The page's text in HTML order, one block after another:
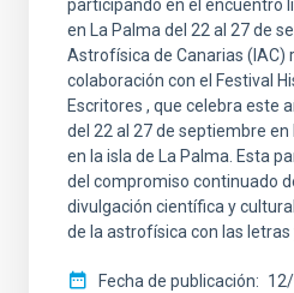
participando en el encuentro
en La Palma del 22 al 27 de
Astrofísica de Canarias (IAC)
colaboración con el Festival
Escritores , que celebra este
del 22 al 27 de septiembre en
en la isla de La Palma. Esta
del compromiso continuado
divulgación científica y
de la astrofísica con las letras
Fecha de publicación